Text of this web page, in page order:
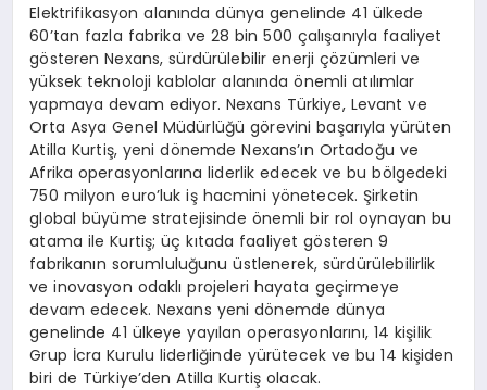
Elektrifikasyon alanında dünya genelinde 41 ülkede
60’tan fazla fabrika ve 28 bin 500 çalışanıyla faaliyet
gösteren Nexans, sürdürülebilir enerji çözümleri ve
yüksek teknoloji kablolar alanında önemli atılımlar
yapmaya devam ediyor. Nexans Türkiye, Levant ve
Orta Asya Genel Müdürlüğü görevini başarıyla yürüten
Atilla Kurtiş, yeni dönemde Nexans’ın Ortadoğu ve
Afrika operasyonlarına liderlik edecek ve bu bölgedeki
750 milyon euro’luk iş hacmini yönetecek. Şirketin
global büyüme stratejisinde önemli bir rol oynayan bu
atama ile Kurtiş; üç kıtada faaliyet gösteren 9
fabrikanın sorumluluğunu üstlenerek, sürdürülebilirlik
ve inovasyon odaklı projeleri hayata geçirmeye
devam edecek. Nexans yeni dönemde dünya
genelinde 41 ülkeye yayılan operasyonlarını, 14 kişilik
Grup İcra Kurulu liderliğinde yürütecek ve bu 14 kişiden
biri de Türkiye’den Atilla Kurtiş olacak.